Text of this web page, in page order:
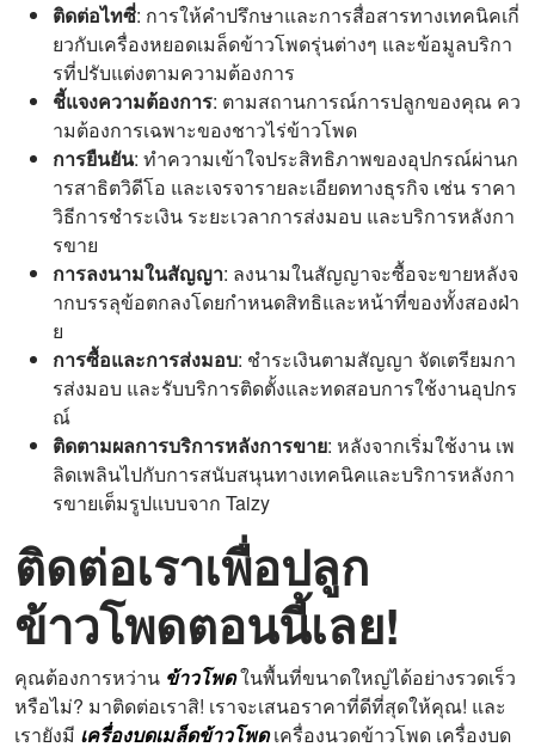
ติดต่อไทซี่: การให้คำปรึกษาและการสื่อสารทางเทคนิคเกี่
ยวกับเครื่องหยอดเมล็ดข้าวโพดรุ่นต่างๆ และข้อมูลบริกา
รที่ปรับแต่งตามความต้องการ
ชี้แจงความต้องการ: ตามสถานการณ์การปลูกของคุณ คว
ามต้องการเฉพาะของชาวไร่ข้าวโพด
การยืนยัน: ทำความเข้าใจประสิทธิภาพของอุปกรณ์ผ่านก
ารสาธิตวิดีโอ และเจรจารายละเอียดทางธุรกิจ เช่น ราคา
วิธีการชำระเงิน ระยะเวลาการส่งมอบ และบริการหลังกา
รขาย
การลงนามในสัญญา: ลงนามในสัญญาจะซื้อจะขายหลังจ
ากบรรลุข้อตกลงโดยกำหนดสิทธิและหน้าที่ของทั้งสองฝ่า
ย
การซื้อและการส่งมอบ: ชำระเงินตามสัญญา จัดเตรียมกา
รส่งมอบ และรับบริการติดตั้งและทดสอบการใช้งานอุปกร
ณ์
ติดตามผลการบริการหลังการขาย: หลังจากเริ่มใช้งาน เพ
ลิดเพลินไปกับการสนับสนุนทางเทคนิคและบริการหลังกา
รขายเต็มรูปแบบจาก Taizy
ติดต่อเราเพื่อปลูก
ข้าวโพดตอนนี้เลย!
คุณต้องการหว่าน ข้าวโพดในพื้นที่ขนาดใหญ่ได้อย่างรวดเร็ว
หรือไม่? มาติดต่อเราสิ! เราจะเสนอราคาที่ดีที่สุดให้คุณ! และ
เรายังมี เครื่องบดเมล็ดข้าวโพดเครื่องนวดข้าวโพด เครื่องบด